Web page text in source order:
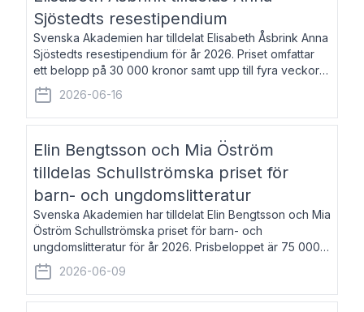
Sjöstedts resestipendium
Svenska Akademien har tilldelat Elisabeth Åsbrink Anna
Sjöstedts resestipendium för år 2026. Priset omfattar
ett belopp på 30 000 kronor samt upp till fyra veckors
fri vistelse i Akademiens lägenhet i Berlin. Elisabeth
Åsbrink, född 1965 oc
2026-06-16
Elin Bengtsson och Mia Öström
tilldelas Schullströmska priset för
barn- och ungdomslitteratur
Svenska Akademien har tilldelat Elin Bengtsson och Mia
Öström Schullströmska priset för barn- och
ungdomslitteratur för år 2026. Prisbeloppet är 75 000
kronor vardera. Elin Bengtsson, född 1987, är författare
och forskare i genusvetenskap.
2026-06-09